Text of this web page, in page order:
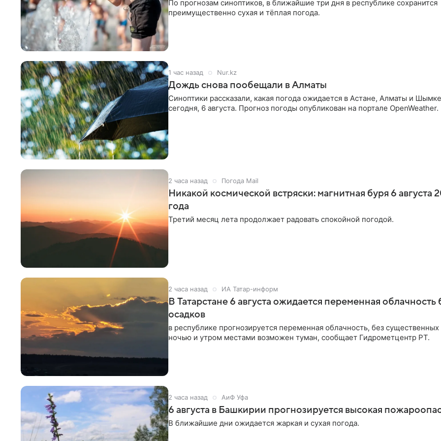
По прогнозам синоптиков, в ближайшие три дня в республике сохранится
преимущественно сухая и тёплая погода.
1 час назад Nur.kz
Дождь снова пообещали в Алматы
Синоптики рассказали, какая погода ожидается в Астане, Алматы и
сегодня, 6 августа. Прогноз погоды опубликован на портале OpenWeather.
2 часа назад Погода Mail
Никакой космической встряски: магнитная буря 6 августа
года
Третий месяц лета продолжает радовать спокойной погодой.
2 часа назад ИА Татар-информ
В Татарстане 6 августа ожидается переменная облачность
осадков
в республике прогнозируется переменная облачность, без существенных
ночью и утром местами возможен туман, сообщает Гидрометцентр РТ.
2 часа назад АиФ Уфа
6 августа в Башкирии прогнозируется высокая
В ближайшие дни ожидается жаркая и сухая погода.